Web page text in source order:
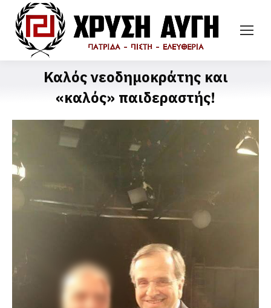
Καλός νεοδημοκράτης και
«καλός» παιδεραστής!